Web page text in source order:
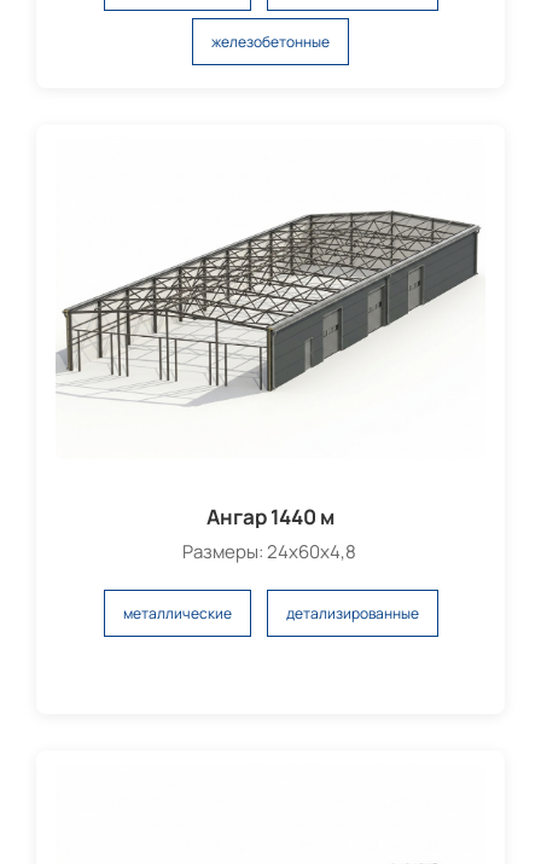
железобетонные
Ангар 1440 м
Размеры: 24х60х4,8
металлические детализированные